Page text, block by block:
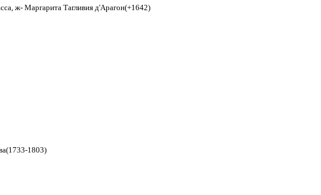
ж- Маргарита Тагливия д'Арагон(+1642)
1803)